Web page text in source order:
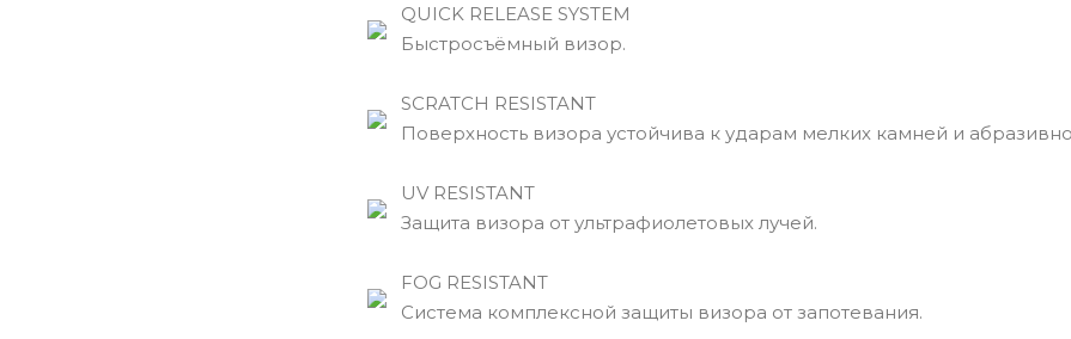
QUICK RELEASE SYSTEM
Быстросъёмный визор.
SCRATCH RESISTANT
Поверхность визора устойчива к ударам мелких камней и
UV RESISTANT
Защита визора от ультрафиолетовых лучей.
FOG RESISTANT
Система комплексной защиты визора от запотевания.